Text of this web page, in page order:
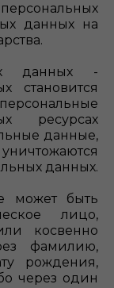
данных на
данных -
становится
ресурсах
данные,
данных.
может быть
лицо,
косвенно
фамилию,
рождения,
через один